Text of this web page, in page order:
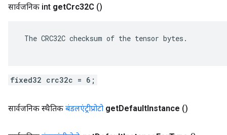
सार्वजनिक int getCrc32C ()
The CRC32C checksum of the tensor bytes.
fixed32 crc32c = 6;
सार्वजनिक स्थैतिक बंडलएंट्रीप्रोटो getDefaultInstance ()